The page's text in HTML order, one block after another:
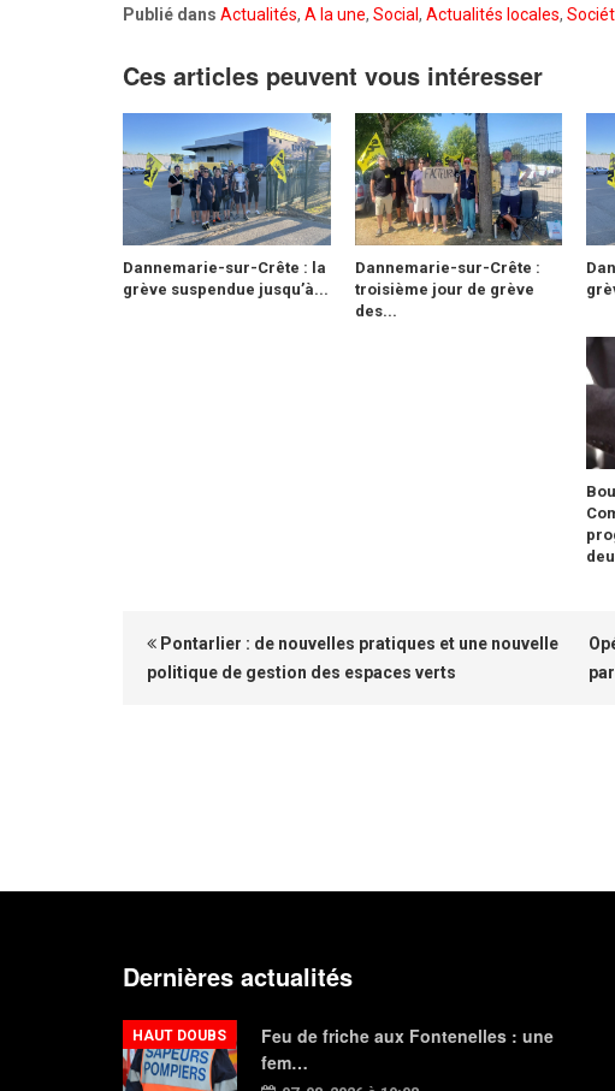
Publié dans Actualités, A la une, Social , Actualités locales,
Ces articles peuvent vous intéresser
Dannemarie-sur-Crête : la
grève suspendue jusqu’à...
Dannemarie-sur-Crête :
troisième jour de grève
des...
Pontarlier : de nouvelles pratiques et une nouvelle
politique de gestion des espaces verts
Dernières actualités
Feu de friche aux Fontenelles : une
fem…
HAUT DOUBS